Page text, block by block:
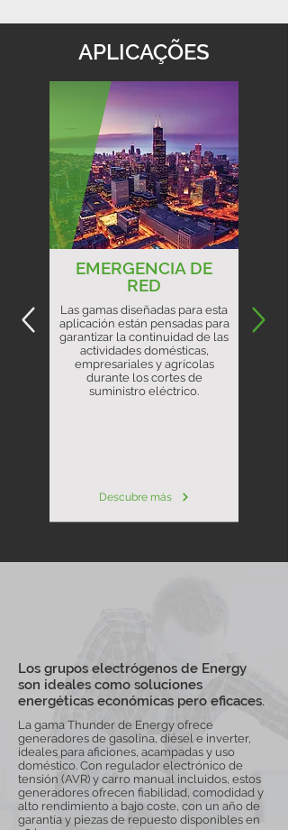
APLICAÇÕES
EMERGENCIA DE
RED
Las gamas diseñadas para esta
aplicación están pensadas para
garantizar la continuidad de las
actividades domésticas,
empresariales y agrícolas
durante los cortes de
suministro eléctrico.
Descubre más
Los grupos electrógenos de Energy
son ideales como soluciones
energéticas económicas pero eficaces.
La gama Thunder de Energy ofrece
generadores de gasolina, diésel e inverter,
ideales para aficiones, acampadas y uso
doméstico. Con regulador electrónico de
tensión (AVR) y carro manual incluidos, estos
generadores ofrecen fiabilidad, comodidad y
alto rendimiento a bajo coste, con un año de
garantía y piezas de repuesto disponibles en